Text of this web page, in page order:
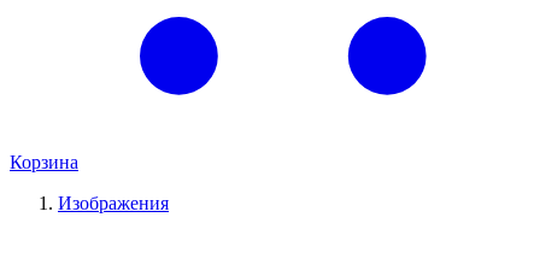
Корзина
Изображения